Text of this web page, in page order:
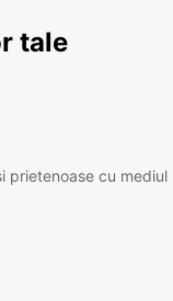
tale
prietenoase cu mediul